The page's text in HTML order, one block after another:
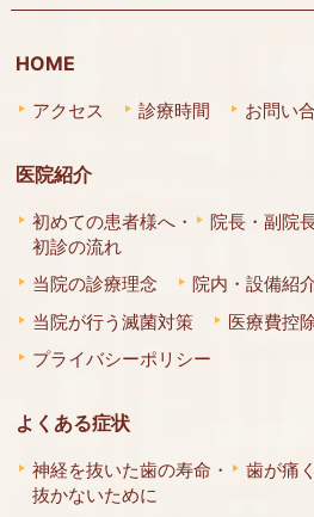
HOME
アクセス 診療時間 お問い
医院紹介
初めての患者様へ・
初診の流れ
院長・副院
当院の診療理念
院内・設備紹
当院が行う滅菌対策
医療費控
プライバシーポリシー
よくある症状
神経を抜いた歯の寿命・
抜かないために
歯が痛